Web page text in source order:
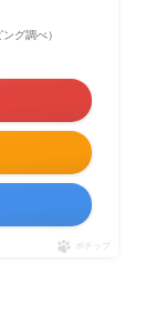
グ調べ）
ポチップ